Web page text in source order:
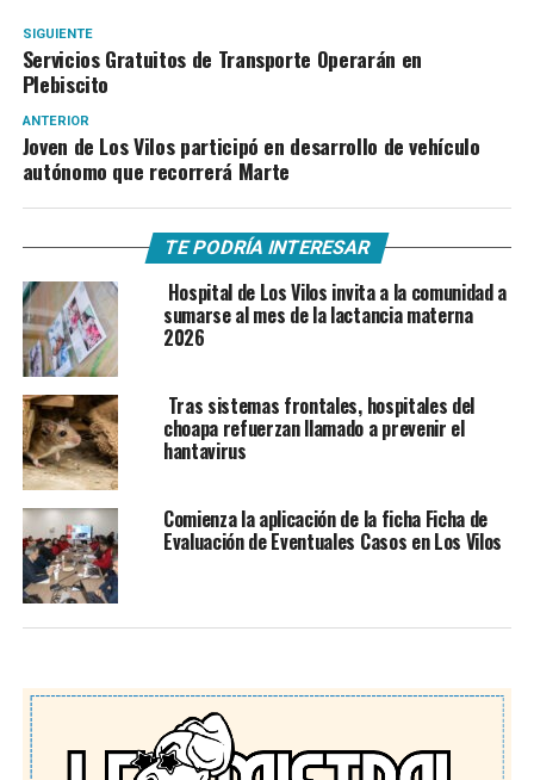
SIGUIENTE
Servicios Gratuitos de Transporte Operarán en
Plebiscito
ANTERIOR
Joven de Los Vilos participó en desarrollo de vehículo
autónomo que recorrerá Marte
TE PODRÍA INTERESAR
Hospital de Los Vilos invita a la comunidad a
sumarse al mes de la lactancia materna
2026
Tras sistemas frontales, hospitales del
choapa refuerzan llamado a prevenir el
hantavirus
Comienza la aplicación de la ficha Ficha de
Evaluación de Eventuales Casos en Los Vilos